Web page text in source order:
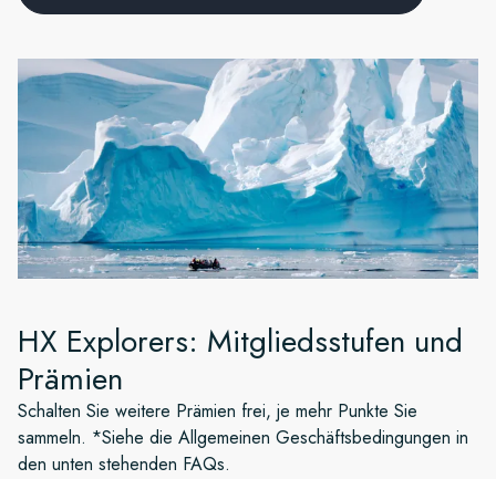
Norwegen
HX Explorers: Mitgliedsstufen und
Prämien
Schalten Sie weitere Prämien frei, je mehr Punkte Sie
sammeln. *Siehe die Allgemeinen Geschäftsbedingungen in
den unten stehenden FAQs.